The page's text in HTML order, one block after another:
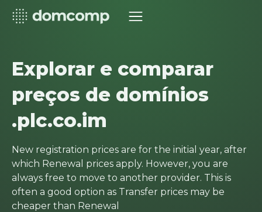
Explorar e comparar
preços de domínios
.plc.co.im
New registration prices are for the initial year, after
which Renewal prices apply. However, you are
always free to move to another provider. This is
often a good option as Transfer prices may be
cheaper than Renewal